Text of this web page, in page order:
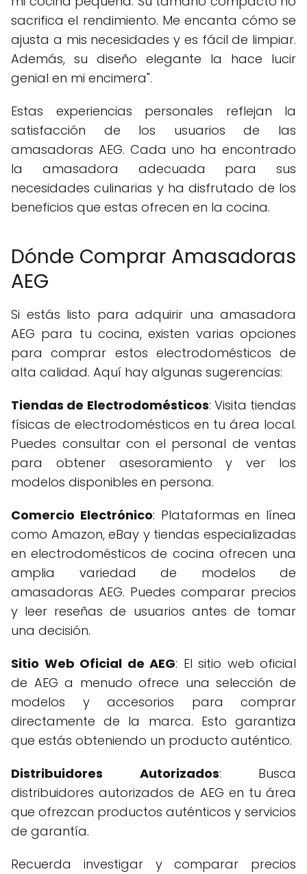
sacrifica el rendimiento. Me encanta cómo se
ajusta a mis necesidades y es fácil de limpiar.
Además, su diseño elegante la hace lucir
genial en mi encimera".
Estas experiencias personales reflejan la
satisfacción de los usuarios de las
amasadoras AEG. Cada uno ha encontrado
la amasadora adecuada para sus
necesidades culinarias y ha disfrutado de los
beneficios que estas ofrecen en la cocina.
Dónde Comprar Amasadoras
AEG
Si estás listo para adquirir una amasadora
AEG para tu cocina, existen varias opciones
para comprar estos electrodomésticos de
alta calidad. Aquí hay algunas sugerencias:
Tiendas de Electrodomésticos: Visita tiendas
físicas de electrodomésticos en tu área local.
Puedes consultar con el personal de ventas
para obtener asesoramiento y ver los
modelos disponibles en persona.
Comercio Electrónico: Plataformas en línea
como Amazon, eBay y tiendas especializadas
en electrodomésticos de cocina ofrecen una
amplia variedad de modelos de
amasadoras AEG. Puedes comparar precios
y leer reseñas de usuarios antes de tomar
una decisión.
Sitio Web Oficial de AEG: El sitio web oficial
de AEG a menudo ofrece una selección de
modelos y accesorios para comprar
directamente de la marca. Esto garantiza
que estás obteniendo un producto auténtico.
Distribuidores Autorizados: Busca
distribuidores autorizados de AEG en tu área
que ofrezcan productos auténticos y servicios
de garantía.
Recuerda investigar y comparar precios